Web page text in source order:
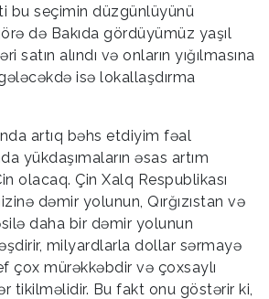
bu seçimin düzgünlüyünü
də Bakıda gördüyümüz yaşıl
satın alındı və onların yığılmasına
isə lokallaşdırma
artıq bəhs etdiyim fəal
yükdaşımaların əsas artım
olacaq. Çin Xalq Respublikası
dəmir yolunun, Qırğızıstan və
daha bir dəmir yolunun
milyardlarla dollar sərmayə
çox mürəkkəbdir və çoxsaylı
tikilməlidir. Bu fakt onu göstərir ki,